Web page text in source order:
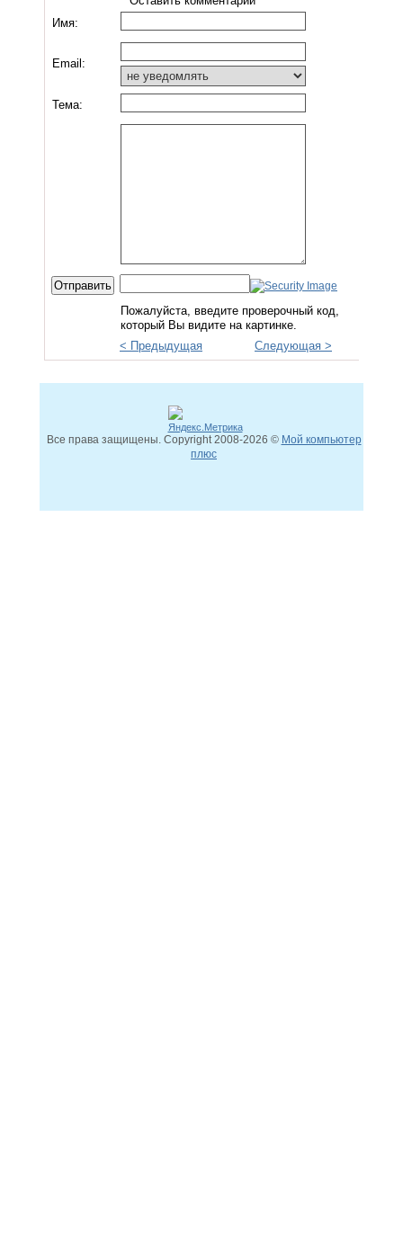
Имя:
Email:
Тема:
Пожалуйста, введите проверочный код,
который Вы видите на картинке.
< Предыдущая
Следующая >
Все права защищены. Copyright2008-2026 © Мой компьютер
плюс